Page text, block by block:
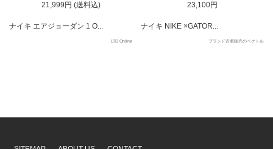
21,999円 (送料込)
ナイキ エアジョーダン 1 O...
LTD Online
23,100円
ナイキ NIKE ×GATOR...
ブランド古着販売のベクトル